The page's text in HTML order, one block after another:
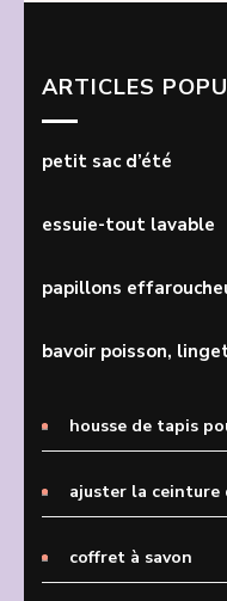
ARTICLES
petit sac d’été
essuie-tout lavable
papillons
bavoir poisson,
housse de tapis
ajuster la ceinture
coffret à savon